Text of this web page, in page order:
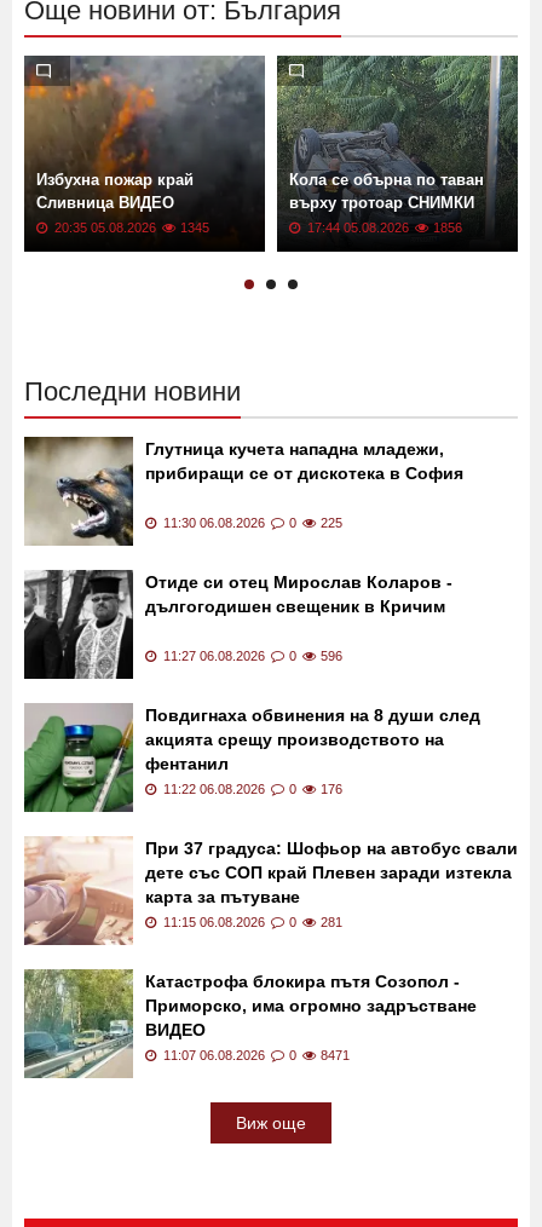
Още новини от: България
Избухна пожар край
Сливница ВИДЕО
20:35 05.08.2026 1345
Кола се обърна по таван
върху тротоар СНИМКИ
17:44 05.08.2026 1856
Последни новини
Глутница кучета нападна младежи,
прибиращи се от дискотека в София
11:30 06.08.2026 0 225
Отиде си отец Мирослав Коларов -
дългогодишен свещеник в Кричим
11:27 06.08.2026 0 596
Повдигнаха обвинения на 8 души след
акцията срещу производството на
фентанил
11:22 06.08.2026 0 176
При 37 градуса: Шофьор на автобус свали
дете със СОП край Плевен заради изтекла
карта за пътуване
11:15 06.08.2026 0 281
Катастрофа блокира пътя Созопол -
Приморско, има огромно задръстване
ВИДЕО
11:07 06.08.2026 0 8471
Виж още